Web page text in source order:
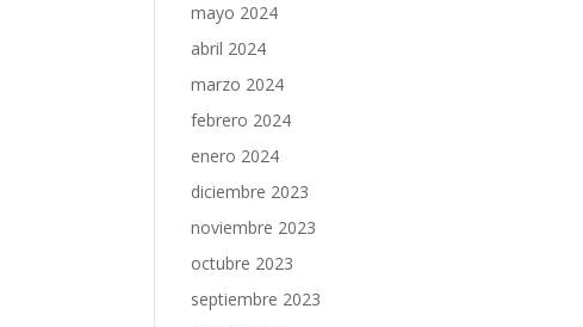
mayo 2024
abril 2024
marzo 2024
febrero 2024
enero 2024
diciembre 2023
noviembre 2023
octubre 2023
septiembre 2023